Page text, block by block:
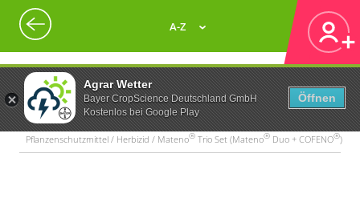
Agrar Wetter
Bayer CropScience Deutschland GmbH
Kostenlos bei Google Play
Öffnen
A-Z
Pflanzenschutzmittel / Herbizid / Mateno® Trio Set (Mateno® Duo + COFENO®)